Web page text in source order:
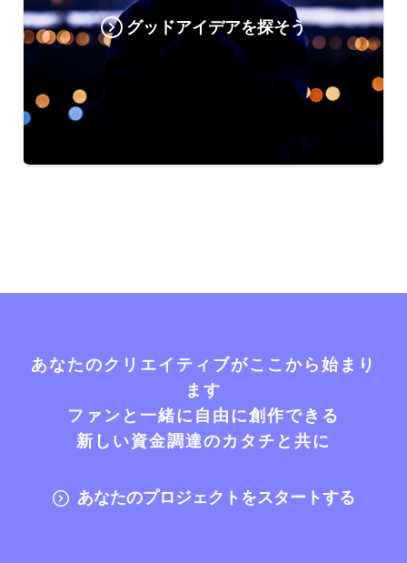
グッドアイデアを探そう
あなたのクリエイティブがここから始まり
ます
ファンと一緒に自由に創作できる
新しい資金調達のカタチと共に
あなたのプロジェクトをスタートする